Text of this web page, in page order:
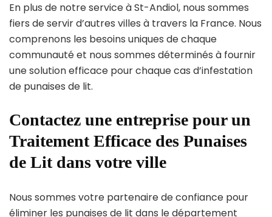
En plus de notre service à St-Andiol, nous sommes
fiers de servir d’autres villes à travers la France. Nous
comprenons les besoins uniques de chaque
communauté et nous sommes déterminés à fournir
une solution efficace pour chaque cas d’infestation
de punaises de lit.
Contactez une entreprise pour un
Traitement Efficace des Punaises
de Lit dans votre ville
Nous sommes votre partenaire de confiance pour
éliminer les punaises de lit dans le département